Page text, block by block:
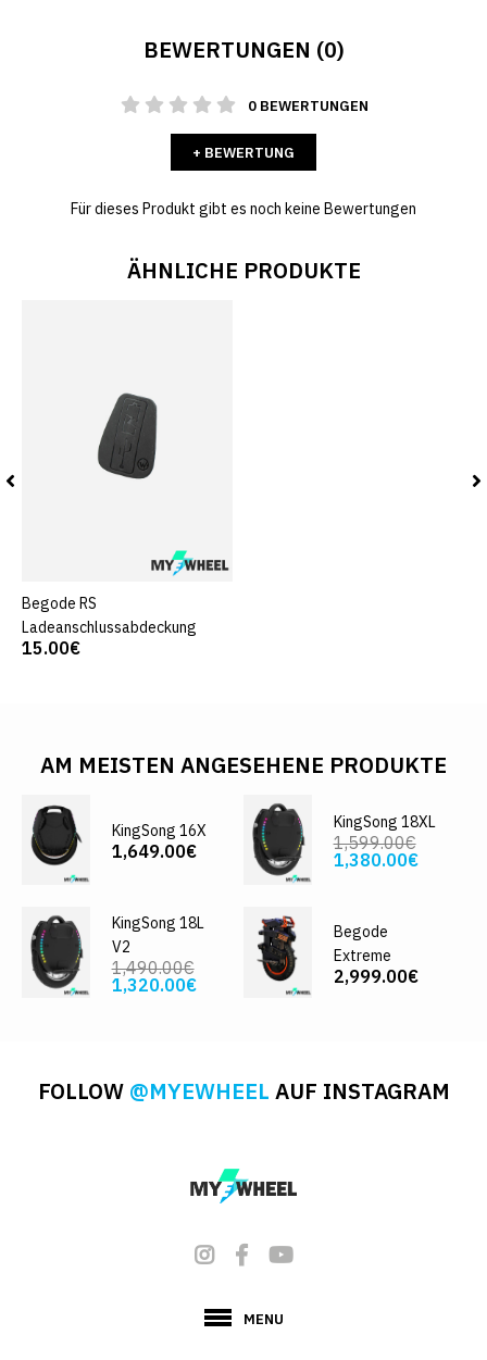
BEWERTUNGEN (0)
0 BEWERTUNGEN
+ BEWERTUNG
Für dieses Produkt gibt es noch keine Bewertungen
ÄHNLICHE PRODUKTE
Begode RS
Ladeanschlussabdeckung
15.00€
AM MEISTEN ANGESEHENE PRODUKTE
KingSong 16X
1,649.00€
KingSong 18XL
1,599.00€
1,380.00€
KingSong 18L
V2
1,490.00€
1,320.00€
Begode
Extreme
2,999.00€
FOLLOW @MYEWHEEL AUF INSTAGRAM
MENU